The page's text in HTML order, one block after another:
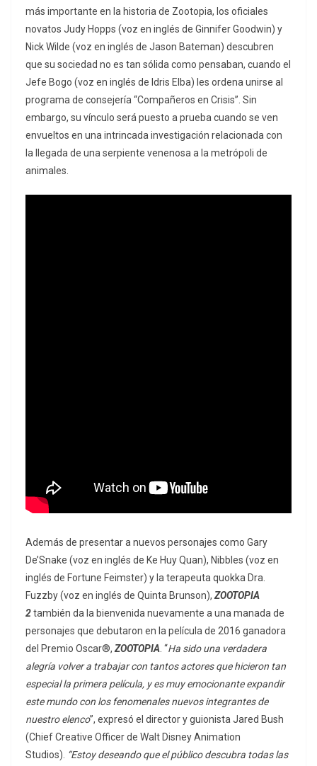
más importante en la historia de Zootopia, los oficiales
novatos Judy Hopps (voz en inglés de Ginnifer Goodwin) y
Nick Wilde (voz en inglés de Jason Bateman) descubren
que su sociedad no es tan sólida como pensaban, cuando el
Jefe Bogo (voz en inglés de Idris Elba) les ordena unirse al
programa de consejería “Compañeros en Crisis”. Sin
embargo, su vínculo será puesto a prueba cuando se ven
envueltos en una intrincada investigación relacionada con
la llegada de una serpiente venenosa a la metrópoli de
animales.
Además de presentar a nuevos personajes como Gary
De’Snake (voz en inglés de Ke Huy Quan), Nibbles (voz en
inglés de Fortune Feimster) y la terapeuta quokka Dra.
Fuzzby (voz en inglés de Quinta Brunson), ZOOTOPIA
2también da la bienvenida nuevamente a una manada de
personajes que debutaron en la película de 2016 ganadora
del Premio Oscar®, ZOOTOPIA . “Ha sido una verdadera
alegría volver a trabajar con tantos actores que hicieron tan
especial la primera película, y es muy emocionante expandir
este mundo con los fenomenales nuevos integrantes de
nuestro elenco”, expresó el director y guionista Jared Bush
(Chief Creative Officer de Walt Disney Animation
Studios). “Estoy deseando que el público descubra todas las